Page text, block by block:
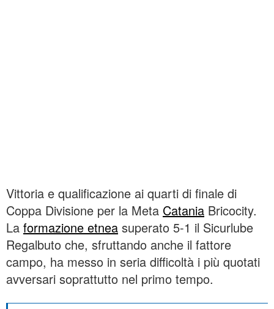
Vittoria e qualificazione ai quarti di finale di
Coppa Divisione per la Meta Catania Bricocity.
La formazione etnea superato 5-1 il Sicurlube
Regalbuto che, sfruttando anche il fattore
campo, ha messo in seria difficoltà i più quotati
avversari soprattutto nel primo tempo.